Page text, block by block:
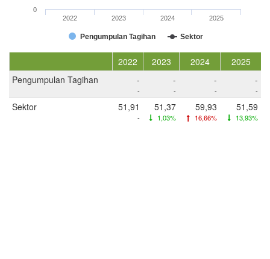
Pengumpulan Tagihan Sektor
2022 2023 2024 2025
0
2022 2023 2024
2025
Pengumpulan Tagihan
-
-
-
-
-
-
-
-
Sektor 51,91
-
51,37
1,03%
59,93
16,66%
51,59
13,93%